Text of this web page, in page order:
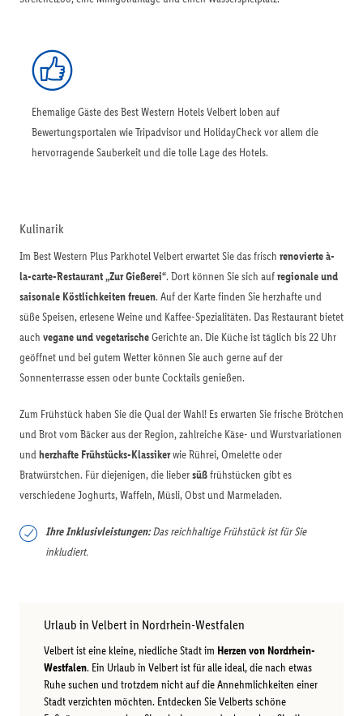
Ehemalige Gäste des Best Western Hotels Velbert loben auf
Bewertungsportalen wie Tripadvisor und HolidayCheck vor allem die
hervorragende Sauberkeit und die tolle Lage des Hotels.
Kulinarik
Im Best Western Plus Parkhotel Velbert erwartet Sie das frisch renovierte à-
la-carte-Restaurant „Zur Gießerei“. Dort können Sie sich aufregionale und
saisonale Köstlichkeiten freuen. Auf der Karte finden Sie herzhafte und
süße Speisen, erlesene Weine und Kaffee-Spezialitäten. Das Restaurant bietet
auch vegane und vegetarischeGerichte an. Die Küche ist täglich bis 22 Uhr
geöffnet und bei gutem Wetter können Sie auch gerne auf der
Sonnenterrasse essen oder bunte Cocktails genießen.
Zum Frühstück haben Sie die Qual der Wahl! Es erwarten Sie frische Brötchen
und Brot vom Bäcker aus der Region, zahlreiche Käse- und Wurstvariationen
undherzhafte Frühstücks-Klassikerwie Rührei, Omelette oder
Bratwürstchen. Für diejenigen, die liebersüßfrühstücken gibt es
verschiedene Joghurts, Waffeln, Müsli, Obst und Marmeladen.
Ihre Inklusivleistungen:Das reichhaltige Frühstück ist für Sie
inkludiert.
Urlaub in Velbert in Nordrhein-Westfalen
Velbert ist eine kleine, niedliche Stadt im Herzen von Nordrhein-
Westfalen. Ein Urlaub in Velbert ist für alle ideal, die nach etwas
Ruhe suchen und trotzdem nicht auf die Annehmlichkeiten einer
Stadt verzichten möchten. Entdecken Sie Velberts schöne